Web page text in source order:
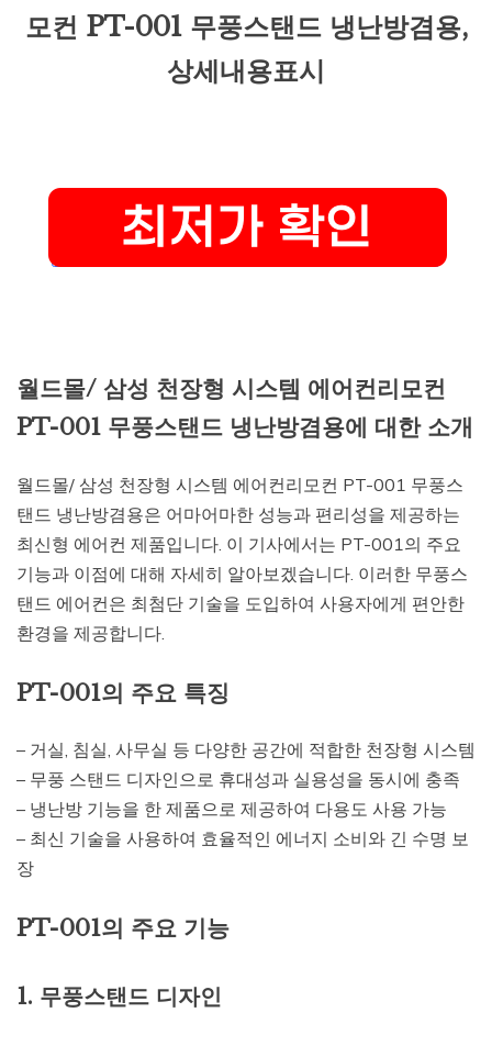
모컨 PT-001 무풍스탠드 냉난방겸용,
상세내용표시
월드몰/ 삼성 천장형 시스템 에어컨리모컨
PT-001 무풍스탠드 냉난방겸용에 대한 소개
월드몰/ 삼성 천장형 시스템 에어컨리모컨 PT-001 무풍스
탠드 냉난방겸용은 어마어마한 성능과 편리성을 제공하는
최신형 에어컨 제품입니다. 이 기사에서는 PT-001의 주요
기능과 이점에 대해 자세히 알아보겠습니다. 이러한 무풍스
탠드 에어컨은 최첨단 기술을 도입하여 사용자에게 편안한
환경을 제공합니다.
PT-001의 주요 특징
– 거실, 침실, 사무실 등 다양한 공간에 적합한 천장형 시스템
– 무풍 스탠드 디자인으로 휴대성과 실용성을 동시에 충족
– 냉난방 기능을 한 제품으로 제공하여 다용도 사용 가능
– 최신 기술을 사용하여 효율적인 에너지 소비와 긴 수명 보
장
PT-001의 주요 기능
1. 무풍스탠드 디자인